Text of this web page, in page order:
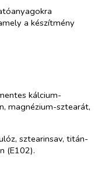
a készítmény
kálcium-
magnézium-sztearát,
sztearinsav, titán-
(E102).